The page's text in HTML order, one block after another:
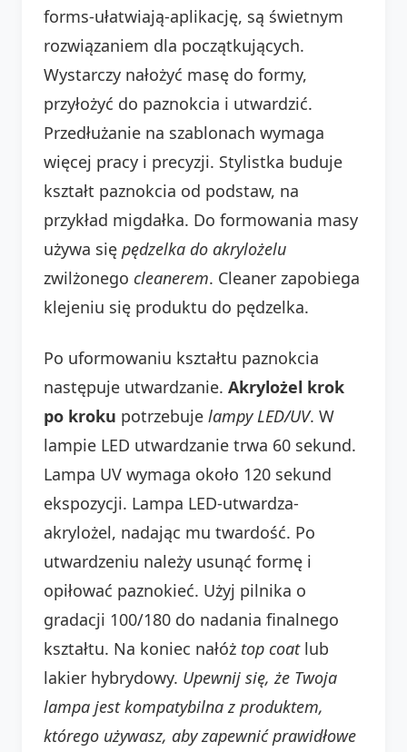
forms-ułatwiają-aplikację, są świetnym
rozwiązaniem dla początkujących.
Wystarczy nałożyć masę do formy,
przyłożyć do paznokcia i utwardzić.
Przedłużanie na szablonach wymaga
więcej pracy i precyzji. Stylistka buduje
kształt paznokcia od podstaw, na
przykład migdałka. Do formowania masy
używa się pędzelka do akrylożelu
zwilżonego cleanerem. Cleaner zapobiega
klejeniu się produktu do pędzelka.
Po uformowaniu kształtu paznokcia
następuje utwardzanie. Akrylożel krok
po kroku potrzebuje lampy LED/UV. W
lampie LED utwardzanie trwa 60 sekund.
Lampa UV wymaga około 120 sekund
ekspozycji. Lampa LED-utwardza-
akrylożel, nadając mu twardość. Po
utwardzeniu należy usunąć formę i
opiłować paznokieć. Użyj pilnika o
gradacji 100/180 do nadania finalnego
kształtu. Na koniec nałóż top coatlub
lakier hybrydowy. Upewnij się, że Twoja
lampa jest kompatybilna z produktem,
którego używasz, aby zapewnić prawidłowe